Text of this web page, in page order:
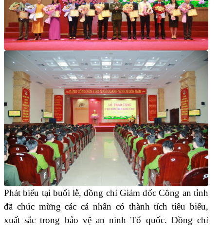
Phát biểu tại buổi lễ, đồng chí Giám đốc Công an tỉnh
đã chúc mừng các cá nhân có thành tích tiêu biểu,
xuất sắc trong bảo vệ an ninh Tổ quốc. Đồng chí